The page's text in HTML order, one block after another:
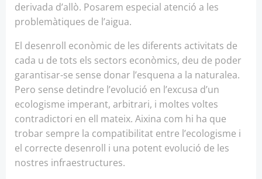
derivada d’allò. Posarem especial atenció a les
problemàtiques de l’aigua.
El desenroll econòmic de les diferents activitats de
cada u de tots els sectors econòmics, deu de poder
garantisar-se sense donar l’esquena a la naturalea.
Pero sense detindre l’evolució en l’excusa d’un
ecologisme imperant, arbitrari, i moltes voltes
contradictori en ell mateix. Aixina com hi ha que
trobar sempre la compatibilitat entre l’ecologisme i
el correcte desenroll i una potent evolució de les
nostres infraestructures.